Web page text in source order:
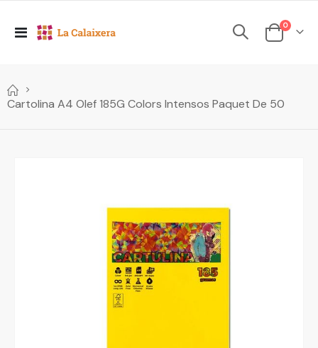
Toggle
Cesta
0elements
Cartolina A4 Olef 185G Colors Intensos Paquet De 50